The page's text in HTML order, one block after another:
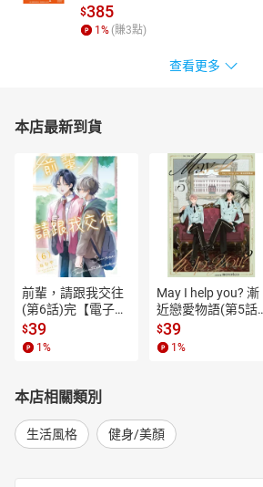
$385
1% (賺3點)
查看更多
本店最新到貨
前輩，請跟我交往
(第6話)完【電子
書】
$39
1 %
May I help you? 漸
近戀愛物語(第5話)
【電子書】
$39
1 %
本店相關類別
生活風格 健身/美顏